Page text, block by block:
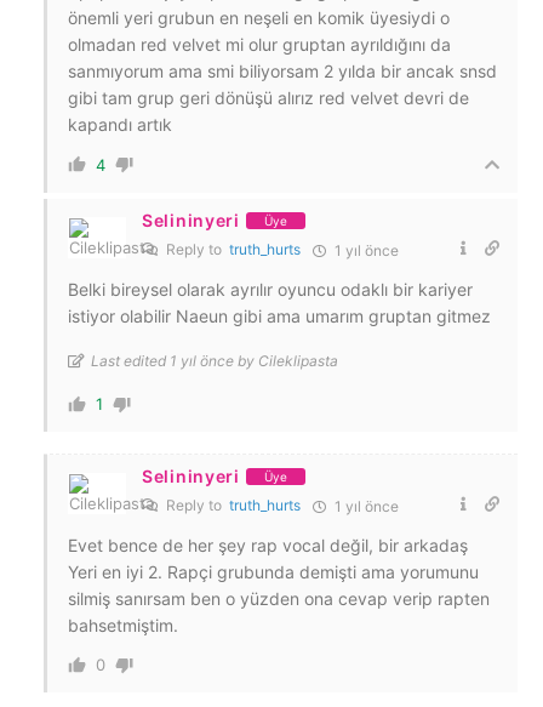
önemli yeri grubun en neşeli en komik üyesiydi o
olmadan red velvet mi olur gruptan ayrıldığını da
sanmıyorum ama smi biliyorsam 2 yılda bir ancak snsd
gibi tam grup geri dönüşü alırız red velvet devri de
kapandı artık
4
Selininyeri Üye
Reply to truth_hurts 1 yıl önce
Belki bireysel olarak ayrılır oyuncu odaklı bir kariyer
istiyor olabilir Naeun gibi ama umarım gruptan gitmez
Last edited 1 yıl önce by Cileklipasta
1
Selininyeri Üye
Reply to truth_hurts 1 yıl önce
Evet bence de her şey rap vocal değil, bir arkadaş
Yeri en iyi 2. Rapçi grubunda demişti ama yorumunu
silmiş sanırsam ben o yüzden ona cevap verip rapten
bahsetmiştim.
0